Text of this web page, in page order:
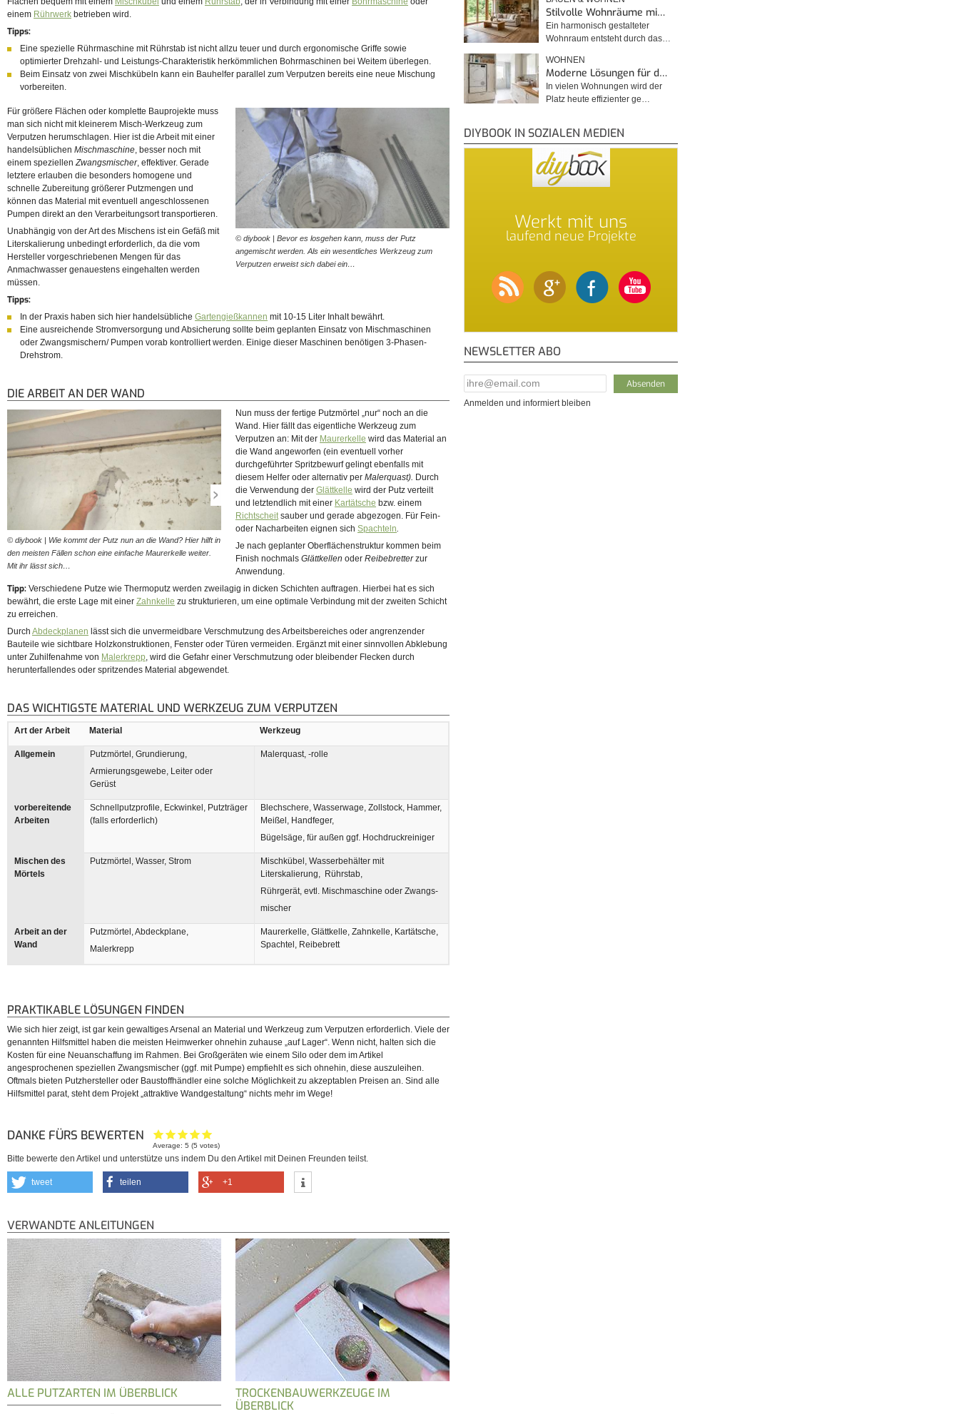
einem Rührwerk betrieben wird.
Tipps:
Eine spezielle Rührmaschine mit Rührstab ist nicht allzu teuer und durch ergonomische Griffe sowie
optimierter Drehzahl- und Leistungs-Charakteristik herkömmlichen Bohrmaschinen bei Weitem überlegen.
Beim Einsatz von zwei Mischkübeln kann ein Bauhelfer parallel zum Verputzen bereits eine neue Mischung
vorbereiten.
© diybook | Bevor es losgehen kann, muss der Putz
angemischt werden. Als ein wesentliches Werkzeug zum
Verputzen erweist sich dabei ein…
Für größere Flächen oder komplette Bauprojekte muss
man sich nicht mit kleinerem Misch-Werkzeug zum
Verputzen herumschlagen. Hier ist die Arbeit mit einer
handelsüblichen Mischmaschine, besser noch mit
einem speziellenZwangsmischer, effektiver. Gerade
letztere erlauben die besonders homogene und
schnelle Zubereitung größerer Putzmengen und
können das Material mit eventuell angeschlossenen
Pumpen direkt an den Verarbeitungsort transportieren.
Unabhängig von der Art des Mischens ist ein Gefäß mit
Literskalierung unbedingt erforderlich, da die vom
Hersteller vorgeschriebenen Mengen für das
Anmachwasser genauestens eingehalten werden
müssen.
Tipps:
In der Praxis haben sich hier handelsübliche Gartengießkannen mit 10-15 Liter Inhalt bewährt.
Eine ausreichende Stromversorgung und Absicherung sollte beim geplanten Einsatz von Mischmaschinen
oder Zwangsmischern/ Pumpen vorab kontrolliert werden. Einige dieser Maschinen benötigen 3-Phasen-
Drehstrom.
DIE ARBEIT AN DER WAND
© diybook | Wie kommt der Putz nun an die Wand? Hier hilft in
den meisten Fällen schon eine einfache Maurerkelle weiter.
Mit ihr lässt sich…
dar. Sie ist aber vor allem dazu vorgesehen, den Putzauftrag
Nun muss der fertige Putzmörtel „nur“ noch an die
Wand. Hier fällt das eigentliche Werkzeug zum
Verputzen an: Mit der Maurerkelle wird das Material an
die Wand angeworfen (ein eventuell vorher
durchgeführter Spritzbewurf gelingt ebenfalls mit
diesem Helfer oder alternativ per Malerquast). Durch
die Verwendung der Glättkelle wird der Putz verteilt
und letztendlich mit einer Kartätsche bzw. einem
Richtscheitsauber und gerade abgezogen. Für Fein-
oder Nacharbeiten eignen sich Spachteln.
Je nach geplanter Oberflächenstruktur kommen beim
Finish nochmals Glättkellen oder Reibebretterzur
Anwendung.
Tipp: Verschiedene Putze wie Thermoputz werden zweilagig in dicken Schichten auftragen. Hierbei hat es sich
bewährt, die erste Lage mit einer Zahnkelle zu strukturieren, um eine optimale Verbindung mit der zweiten Schicht
zu erreichen.
Durch Abdeckplanen lässt sich die unvermeidbare Verschmutzung des Arbeitsbereiches oder angrenzender
Bauteile wie sichtbare Holzkonstruktionen, Fenster oder Türen vermeiden. Ergänzt mit einer sinnvollen Abklebung
unter Zuhilfenahme von Malerkrepp, wird die Gefahr einer Verschmutzung oder bleibender Flecken durch
herunterfallendes oder spritzendes Material abgewendet.
DAS WICHTIGSTE MATERIAL UND WERKZEUG ZUM VERPUTZEN
Art der Arbeit Material Werkzeug
Allgemein
Putzmörtel, Grundierung,
Armierungsgewebe, Leiter oder
Gerüst
Malerquast, -rolle
vorbereitende
Arbeiten
Schnellputzprofile, Eckwinkel, Putzträger
(falls erforderlich)
Blechschere, Wasserwage, Zollstock, Hammer,
Meißel, Handfeger,
Bügelsäge, für außen ggf. Hochdruckreiniger
Mischen des
Mörtels
Putzmörtel, Wasser, Strom
Mischkübel, Wasserbehälter mit
Literskalierung, Rührstab,
Rührgerät, evtl. Mischmaschine oder Zwangs-
mischer
Arbeit an der
Wand
Putzmörtel, Abdeckplane,
Malerkrepp
Maurerkelle, Glättkelle, Zahnkelle, Kartätsche,
Spachtel, Reibebrett
PRAKTIKABLE LÖSUNGEN FINDEN
Wie sich hier zeigt, ist gar kein gewaltiges Arsenal an Material und Werkzeug zum Verputzen erforderlich. Viele der
genannten Hilfsmittel haben die meisten Heimwerker ohnehin zuhause „auf Lager“. Wenn nicht, halten sich die
Kosten für eine Neuanschaffung im Rahmen. Bei Großgeräten wie einem Silo oder dem im Artikel
angesprochenen speziellen Zwangsmischer (ggf. mit Pumpe) empfiehlt es sich ohnehin, diese auszuleihen.
Oftmals bieten Putzhersteller oder Baustoffhändler eine solche Möglichkeit zu akzeptablen Preisen an. Sind alle
Hilfsmittel parat, steht dem Projekt „attraktive Wandgestaltung“ nichts mehr im Wege!
DANKE FÜRS BEWERTEN
Average:5 (5 votes)
Bitte bewerte den Artikel und unterstütze uns indem Du den Artikel mit Deinen Freunden teilst.
tweet teilen +1
VERWANDTE ANLEITUNGEN
ALLE PUTZARTEN IM ÜBERBLICK
TROCKENBAUWERKZEUGE IM
ÜBERBLICK
Stilvolle Wohnräume mi…
Ein harmonisch gestalteter
Wohnraum entsteht durch das…
WOHNEN
Moderne Lösungen für d…
In vielen Wohnungen wird der
Platz heute effizienter ge…
DIYBOOK IN SOZIALEN MEDIEN
Werkt mit uns
laufend neue Projekte
NEWSLETTER ABO
E-Mail Addresse*
Anmelden und informiert bleiben